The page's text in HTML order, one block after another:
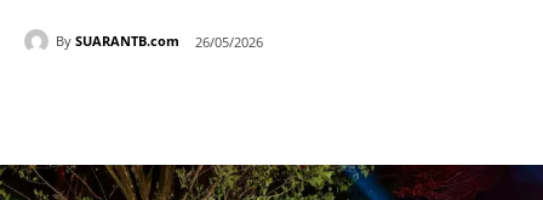
By SUARANTB.com 26/05/2026